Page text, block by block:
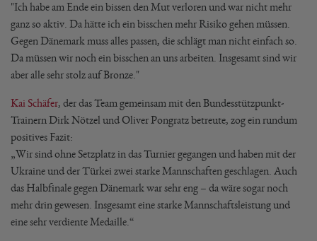
"Ich habe am Ende ein bissen den Mut verloren und war nicht mehr
ganz so aktiv. Da hätte ich ein bisschen mehr Risiko gehen müssen.
Gegen Dänemark muss alles passen, die schlägt man nicht einfach so.
Da müssen wir noch ein bisschen an uns arbeiten. Insgesamt sind wir
aber alle sehr stolz auf Bronze."
Kai Schäfer, der das Team gemeinsam mit den Bundesstützpunkt-
Trainern Dirk Nötzel und Oliver Pongratz betreute, zog ein rundum
positives Fazit:
„Wir sind ohne Setzplatz in das Turnier gegangen und haben mit der
Ukraine und der Türkei zwei starke Mannschaften geschlagen. Auch
das Halbfinale gegen Dänemark war sehr eng – da wäre sogar noch
mehr drin gewesen. Insgesamt eine starke Mannschaftsleistung und
eine sehr verdiente Medaille.“